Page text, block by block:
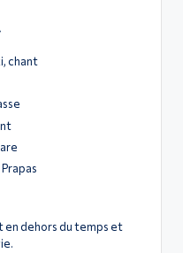
chant
en dehors du temps et